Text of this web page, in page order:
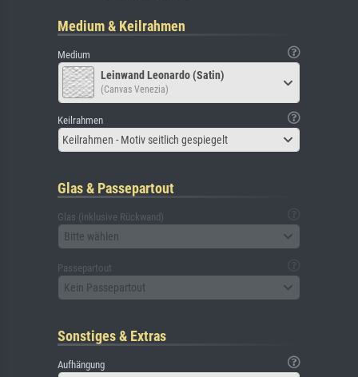
Medium & Keilrahmen
Medium
Leinwand Leonardo (Satin)
(Canvas Venezia)
Keilrahmen
Keilrahmen - Motiv seitlich gespiegelt
Glas & Passepartout
Glas (inklusive Rückwand)
Bitte wählen
Passepartout
Kein Passepartout
Sonstiges & Extras
Aufhängung